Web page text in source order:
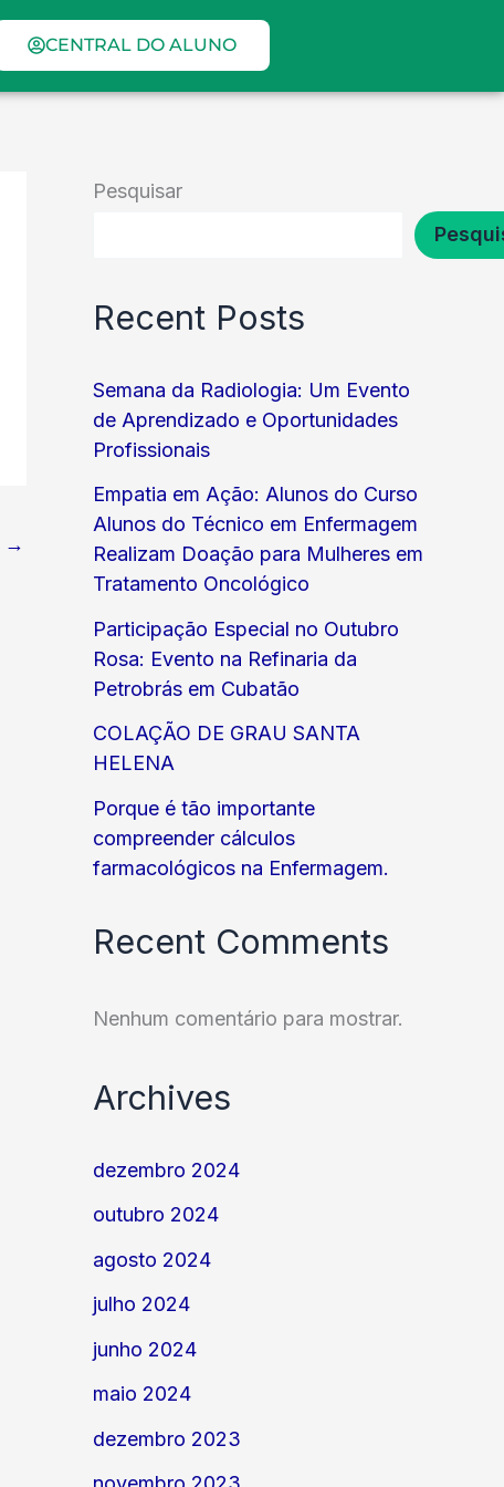
CENTRAL DO ALUNO
→
Pesquisar
Recent Posts
Semana da Radiologia: Um Evento
de Aprendizado e Oportunidades
Profissionais
Empatia em Ação: Alunos do Curso
Alunos do Técnico em Enfermagem
Realizam Doação para Mulheres em
Tratamento Oncológico
Participação Especial no Outubro
Rosa: Evento na Refinaria da
Petrobrás em Cubatão
COLAÇÃO DE GRAU SANTA
HELENA
Porque é tão importante
compreender cálculos
farmacológicos na Enfermagem.
Recent Comments
Nenhum comentário para mostrar.
Archives
dezembro 2024
outubro 2024
agosto 2024
julho 2024
junho 2024
maio 2024
dezembro 2023